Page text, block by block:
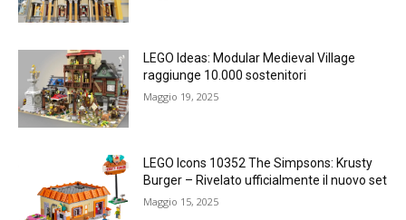
LEGO Ideas: Modular Medieval Village
raggiunge 10.000 sostenitori
Maggio 19, 2025
LEGO Icons 10352 The Simpsons: Krusty
Burger – Rivelato ufficialmente il nuovo set
Maggio 15, 2025